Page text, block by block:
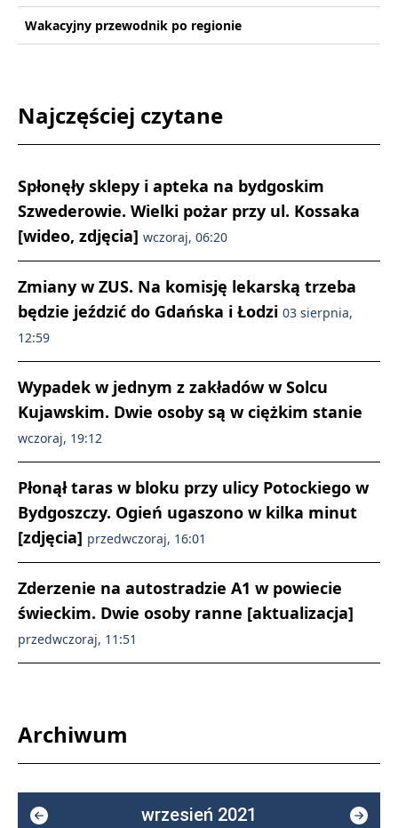
Wakacyjny przewodnik po regionie
Najczęściej czytane
Spłonęły sklepy i apteka na bydgoskim
Szwederowie. Wielki pożar przy ul. Kossaka
[wideo, zdjęcia] wczoraj, 06:20
Zmiany w ZUS. Na komisję lekarską trzeba
będzie jeździć do Gdańska i Łodzi 03 sierpnia,
12:59
Wypadek w jednym z zakładów w Solcu
Kujawskim. Dwie osoby są w ciężkim stanie
wczoraj, 19:12
Płonął taras w bloku przy ulicy Potockiego w
Bydgoszczy. Ogień ugaszono w kilka minut
[zdjęcia] przedwczoraj, 16:01
Zderzenie na autostradzie A1 w powiecie
świeckim. Dwie osoby ranne [aktualizacja]
przedwczoraj, 11:51
Archiwum
wrzesień 2021